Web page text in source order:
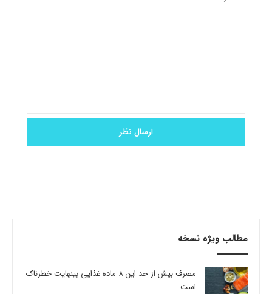
مطالب ویژه نسخه
مصرف بیش از حد این 8 ماده غذایی بینهایت خطرناک
است